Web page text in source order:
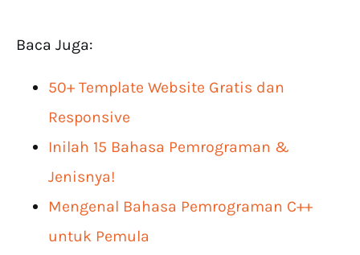
Baca Juga:
50+ Template Website Gratis dan
Responsive
Inilah 15 Bahasa Pemrograman &
Jenisnya!
Mengenal Bahasa Pemrograman C++
untuk Pemula